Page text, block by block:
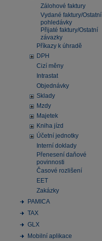
Zálohové faktury
Vydané faktury/Ostatní
pohledávky
Přijaté faktury/Ostatní
závazky
Příkazy k úhradě
DPH
Cizí měny
Intrastat
Objednávky
Sklady
Mzdy
Majetek
Kniha jízd
Účetní jednotky
Interní doklady
Přenesení daňové
povinnosti
Časové rozlišení
EET
Zakázky
PAMICA
TAX
GLX
Mobilní aplikace